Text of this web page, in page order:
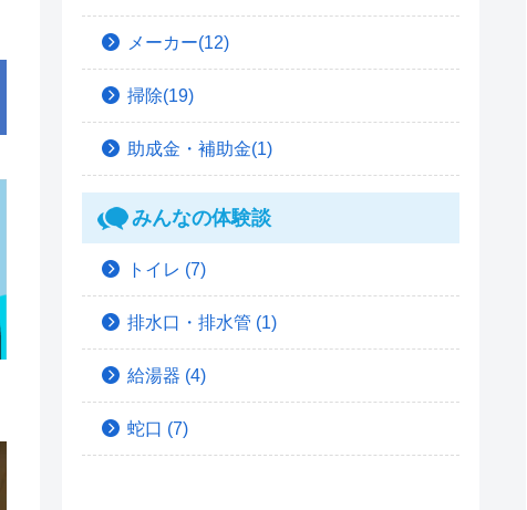
メーカー(12)
掃除(19)
助成金・補助金(1)
みんなの体験談
トイレ (7)
排水口・排水管 (1)
給湯器 (4)
蛇口 (7)